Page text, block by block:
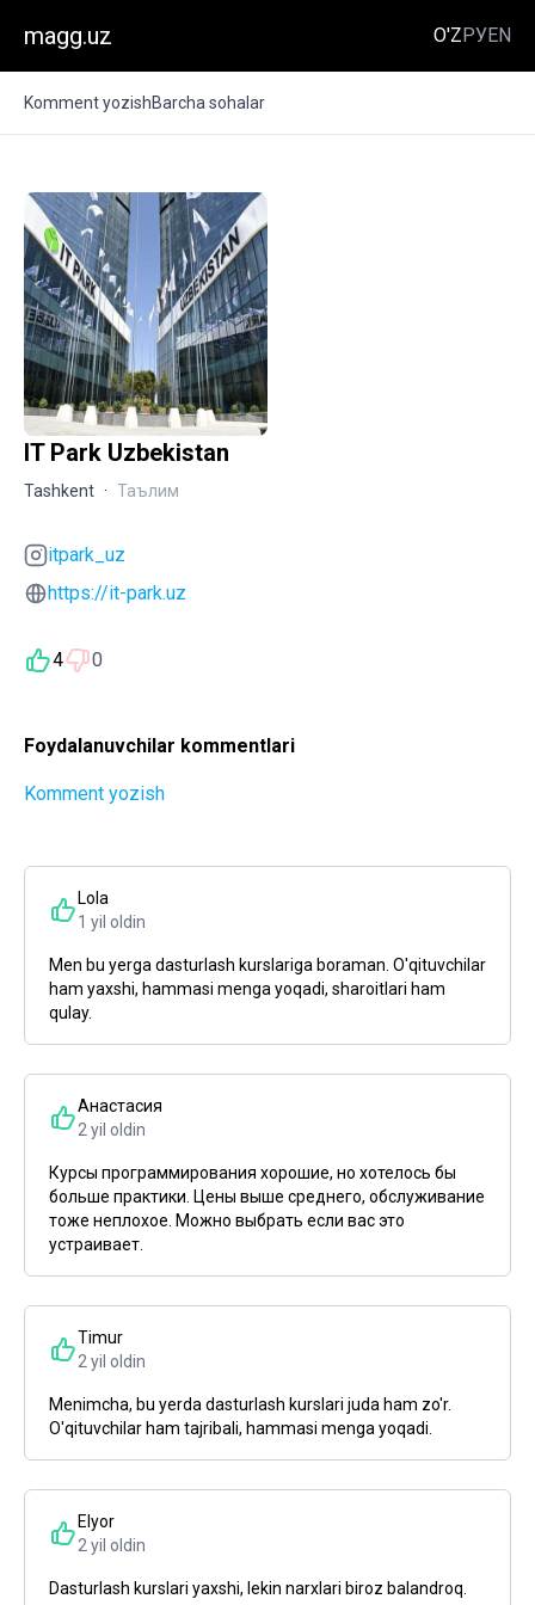
magg.uz O'ZРУEN
Komment yozishBarcha sohalar
IT Park Uzbekistan
Tashkent · Таълим
itpark_uz
https://it-park.uz
4 0
Foydalanuvchilar kommentlari
Komment yozish
Lola
1 yil oldin
Men bu yerga dasturlash kurslariga boraman. O'qituvchilar
ham yaxshi, hammasi menga yoqadi, sharoitlari ham
qulay.
Анастасия
2 yil oldin
Курсы программирования хорошие, но хотелось бы
больше практики. Цены выше среднего, обслуживание
тоже неплохое. Можно выбрать если вас это
устраивает.
Timur
2 yil oldin
Menimcha, bu yerda dasturlash kurslari juda ham zo'r.
O'qituvchilar ham tajribali, hammasi menga yoqadi.
Elyor
2 yil oldin
Dasturlash kurslari yaxshi, lekin narxlari biroz balandroq.